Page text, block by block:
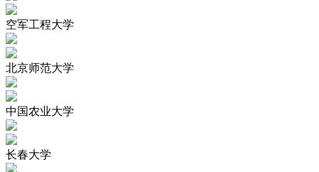
空军工程大学
北京师范大学
中国农业大学
长春大学